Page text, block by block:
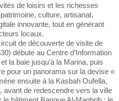
de loisirs et les richesses
culture, artisanat,
innovante, tout en générant
locaux.
de découverte de visite de
débute au Centre d’Information
la baie jusqu’à la Marina, puis
pour un panorama sur la devise «
ensuite à la Kasbah Oufella,
avant de redescendre vers la ville